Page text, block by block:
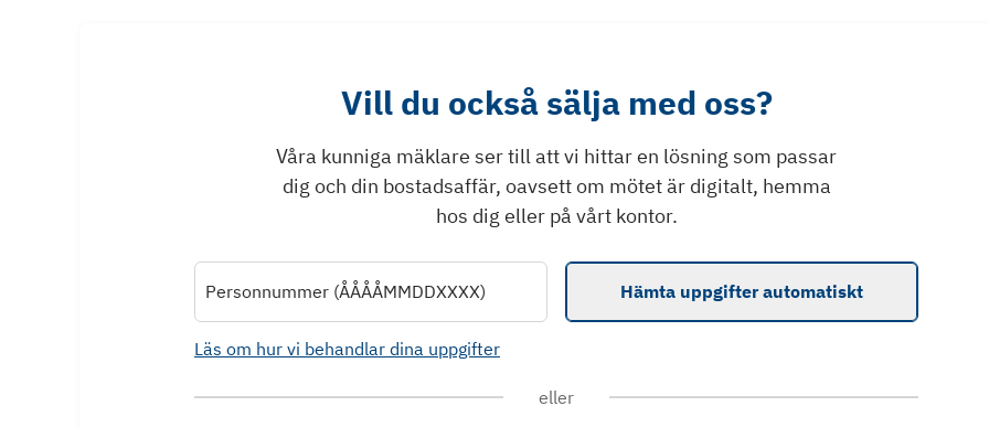
Vill du också sälja med oss?
Våra kunniga mäklare ser till att vi hittar en lösning som passar
dig och din bostadsaffär, oavsett om mötet är digitalt, hemma
hos dig eller på vårt kontor.
Personnummer (ÅÅÅÅMMDDXXXX) Hämta uppgifter automatiskt
Läs om hur vi behandlar dina uppgifter
eller